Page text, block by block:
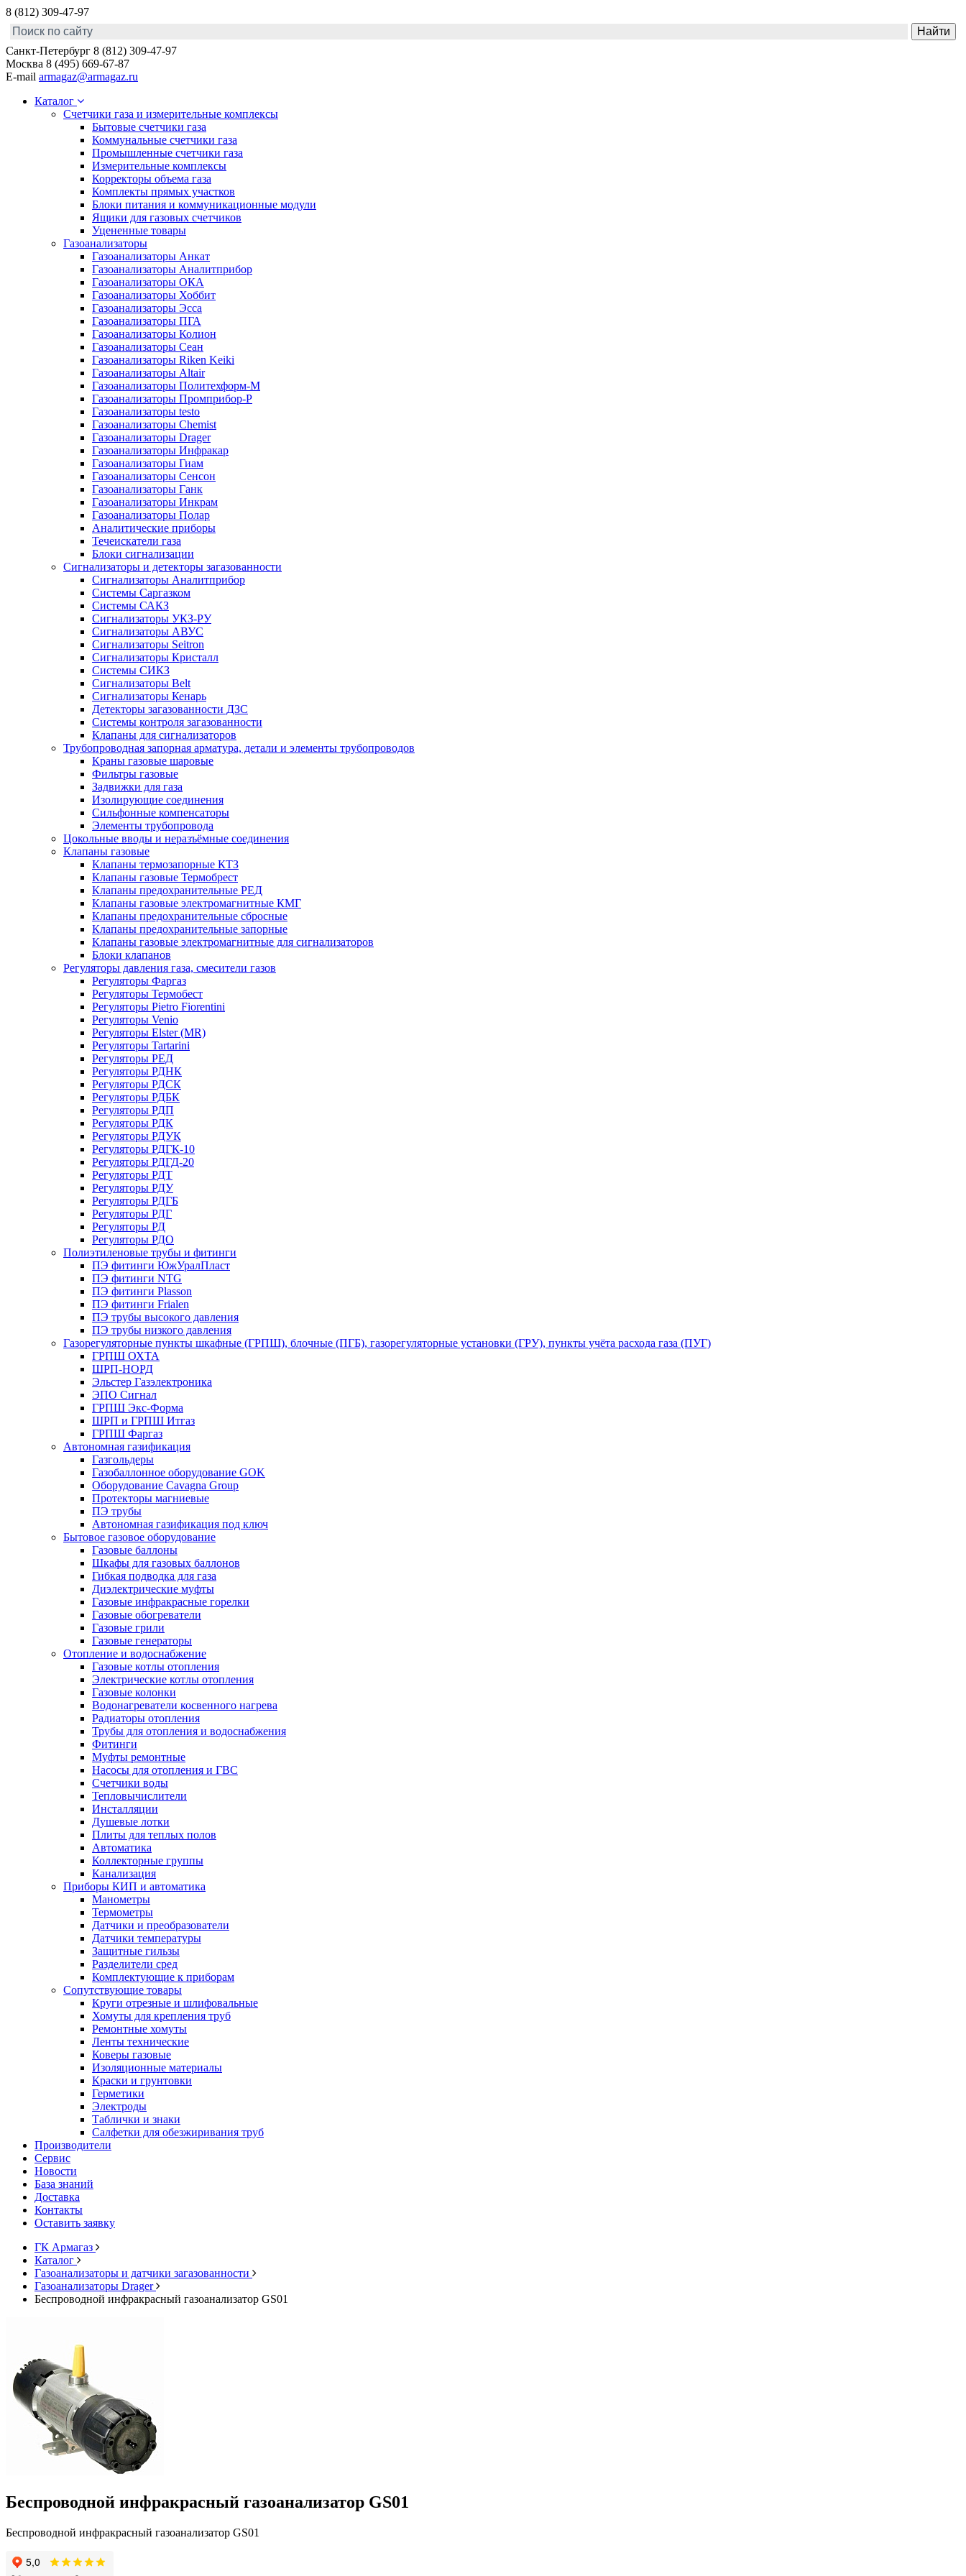
8 (812) 309-47-97
Санкт-Петербург 8 (812) 309-47-97
Москва 8 (495) 669-67-87
E-mail armagaz@armagaz.ru
Каталог
Счетчики газа и измерительные комплексы
Бытовые счетчики газа
Коммунальные счетчики газа
Промышленные счетчики газа
Измерительные комплексы
Корректоры объема газа
Комплекты прямых участков
Блоки питания и коммуникационные модули
Ящики для газовых счетчиков
Уцененные товары
Газоанализаторы
Газоанализаторы Анкат
Газоанализаторы Аналитприбор
Газоанализаторы ОКА
Газоанализаторы Хоббит
Газоанализаторы Эсса
Газоанализаторы ПГА
Газоанализаторы Колион
Газоанализаторы Сеан
Газоанализаторы Riken Keiki
Газоанализаторы Altair
Газоанализаторы Политехформ-М
Газоанализаторы Промприбор-Р
Газоанализаторы testo
Газоанализаторы Chemist
Газоанализаторы Drager
Газоанализаторы Инфракар
Газоанализаторы Гиам
Газоанализаторы Сенсон
Газоанализаторы Ганк
Газоанализаторы Инкрам
Газоанализаторы Полар
Аналитические приборы
Течеискатели газа
Блоки сигнализации
Сигнализаторы и детекторы загазованности
Сигнализаторы Аналитприбор
Системы Саргазком
Системы САКЗ
Сигнализаторы УКЗ-РУ
Сигнализаторы АВУС
Сигнализаторы Seitron
Сигнализаторы Кристалл
Системы СИКЗ
Сигнализаторы Belt
Сигнализаторы Кенарь
Детекторы загазованности ДЗС
Системы контроля загазованности
Клапаны для сигнализаторов
Трубопроводная запорная арматура, детали и элементы трубопроводов
Краны газовые шаровые
Фильтры газовые
Задвижки для газа
Изолирующие соединения
Сильфонные компенсаторы
Элементы трубопровода
Цокольные вводы и неразъёмные соединения
Клапаны газовые
Клапаны термозапорные КТЗ
Клапаны газовые Термобрест
Клапаны предохранительные РЕД
Клапаны газовые электромагнитные КМГ
Клапаны предохранительные сбросные
Клапаны предохранительные запорные
Клапаны газовые электромагнитные для сигнализаторов
Блоки клапанов
Регуляторы давления газа, смесители газов
Регуляторы Фаргаз
Регуляторы Термобест
Регуляторы Pietro Fiorentini
Регуляторы Venio
Регуляторы Elster (MR)
Регуляторы Tartarini
Регуляторы РЕД
Регуляторы РДНК
Регуляторы РДСК
Регуляторы РДБК
Регуляторы РДП
Регуляторы РДК
Регуляторы РДУК
Регуляторы РДГК-10
Регуляторы РДГД-20
Регуляторы РДТ
Регуляторы РДУ
Регуляторы РДГБ
Регуляторы РДГ
Регуляторы РД
Регуляторы РДО
Полиэтиленовые трубы и фитинги
ПЭ фитинги ЮжУралПласт
ПЭ фитинги NTG
ПЭ фитинги Plasson
ПЭ фитинги Frialen
ПЭ трубы высокого давления
ПЭ трубы низкого давления
Газорегуляторные пункты шкафные (ГРПШ), блочные (ПГБ), газорегуляторные установки (ГРУ), пункты учёта расхода газа (ПУГ)
ГРПШ ОХТА
ШРП-НОРД
Эльстер Газэлектроника
ЭПО Сигнал
ГРПШ Экс-Форма
ШРП и ГРПШ Итгаз
ГРПШ Фаргаз
Автономная газификация
Газгольдеры
Газобаллонное оборудование GOK
Оборудование Cavagna Group
Протекторы магниевые
ПЭ трубы
Автономная газификация под ключ
Бытовое газовое оборудование
Газовые баллоны
Шкафы для газовых баллонов
Гибкая подводка для газа
Диэлектрические муфты
Газовые инфракрасные горелки
Газовые обогреватели
Газовые грили
Газовые генераторы
Отопление и водоснабжение
Газовые котлы отопления
Электрические котлы отопления
Газовые колонки
Водонагреватели косвенного нагрева
Радиаторы отопления
Трубы для отопления и водоснабжения
Фитинги
Муфты ремонтные
Насосы для отопления и ГВС
Счетчики воды
Тепловычислители
Инсталляции
Душевые лотки
Плиты для теплых полов
Автоматика
Коллекторные группы
Канализация
Приборы КИП и автоматика
Манометры
Термометры
Датчики и преобразователи
Датчики температуры
Защитные гильзы
Разделители сред
Комплектующие к приборам
Сопутствующие товары
Круги отрезные и шлифовальные
Хомуты для крепления труб
Ремонтные хомуты
Ленты технические
Коверы газовые
Изоляционные материалы
Краски и грунтовки
Герметики
Электроды
Таблички и знаки
Салфетки для обезжиривания труб
Производители
Сервис
Новости
База знаний
Доставка
Контакты
Оставить заявку
ГК Армагаз
Каталог
Газоанализаторы и датчики загазованности
Газоанализаторы Drager
Беспроводной инфракрасный газоанализатор GS01
Беспроводной инфракрасный газоанализатор GS01
Беспроводной инфракрасный газоанализатор GS01